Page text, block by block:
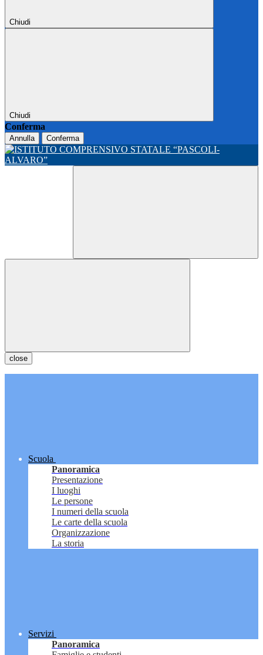
Chiudi
Chiudi
Conferma
Annulla Conferma
close
Scuola
Panoramica
Presentazione
I luoghi
Le persone
I numeri della scuola
Le carte della scuola
Organizzazione
La storia
Servizi
Panoramica